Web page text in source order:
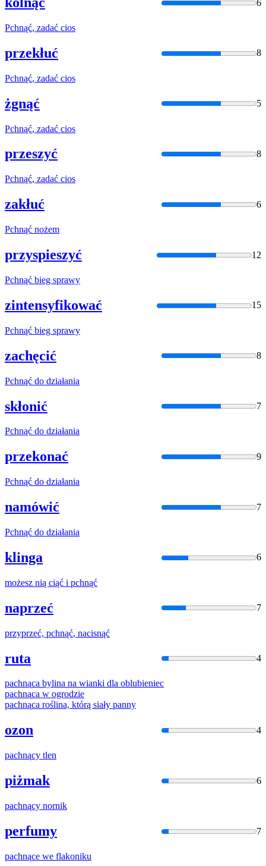
6
Pchnąć, zadać cios
przekłuć 8
Pchnąć, zadać cios
żgnąć 5
Pchnąć, zadać cios
przeszyć 8
Pchnąć, zadać cios
zakłuć 6
Pchnąć nożem
przyspieszyć 12
Pchnąć bieg sprawy
zintensyfikować 15
Pchnąć bieg sprawy
zachęcić 8
Pchnąć do działania
skłonić 7
Pchnąć do działania
przekonać 9
Pchnąć do działania
namówić 7
Pchnąć do działania
klinga 6
możesz nią ciąć i pchnąć
naprzeć 7
przyprzeć, pchnąć, nacisnąć
ruta 4
pachnąca bylina na wianki dla oblubieniec
pachnąca w ogrodzie
pachnąca roślina, którą siały panny
ozon 4
pachnący tlen
piżmak 6
pachnący nornik
perfumy 7
pachnące we flakoniku